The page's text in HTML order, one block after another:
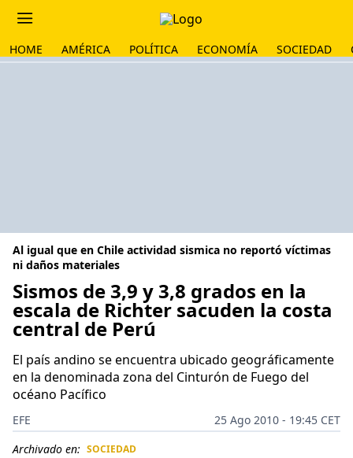
HOME AMÉRICA POLÍTICA ECONOMÍA SOCIEDAD
Al igual que en Chile actividad sismica no reportó víctimas
ni daños materiales
Sismos de 3,9 y 3,8 grados en la
escala de Richter sacuden la costa
central de Perú
El país andino se encuentra ubicado geográficamente
en la denominada zona del Cinturón de Fuego del
océano Pacífico
EFE
25 Ago 2010 - 19:45 CET
Archivado en: SOCIEDAD